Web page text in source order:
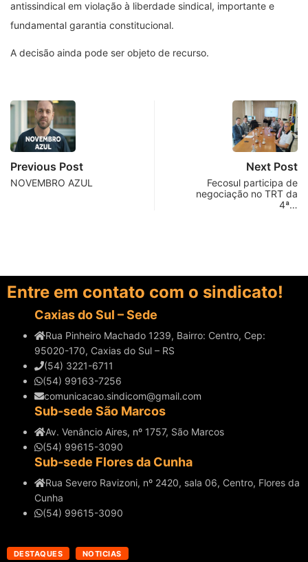
antissindical em violação à liberdade sindical, importante e
fundamental garantia constitucional.
A decisão ainda pode ser objeto de recurso.
Previous Post
NOVEMBRO AZUL
Next Post
Fecosul participa de
negociação no TRT da
4ª…
Entre em contato com o sindicato!
Caxias do Sul – Sede
Rua Pinheiro Machado 1239, Bairro: Centro, Cep:
95020-170, Caxias do Sul – RS
(54) 3221-6711
(54) 99163-7256
comunicacao.sindicom@gmail.com
Sub-sede São Marcos
Av. Venâncio Aires, nº 1757, São Marcos
(54) 99615-3090
Sub-sede Flores da Cunha
Rua Severo Ravizoni, nº 2420, sala 06, Centro, Flores da
Cunha
(54) 99615-3090
DESTAQUES NOTICIAS